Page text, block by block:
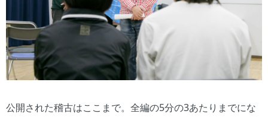
公開された稽古はここまで。全編の5分の3あたりまでにな